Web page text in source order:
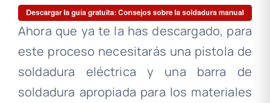
Ahora que ya te la has descargado, para
este proceso necesitarás una pistola de
soldadura eléctrica y una barra de
soldadura apropiada para los materiales